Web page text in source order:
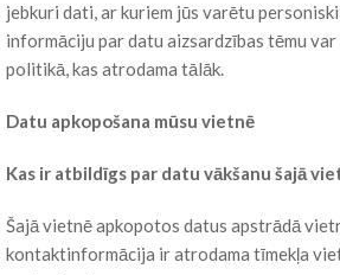
jebkuri dati, ar kuriem jūs varētu
informāciju par datu aizsardzības tēmu
politikā, kas atrodama tālāk.
Datu apkopošana mūsu vietnē
Kas ir atbildīgs par datu vākšanu šajā
Šajā vietnē apkopotos datus apstrādā
kontaktinformācija ir atrodama tīmekļa